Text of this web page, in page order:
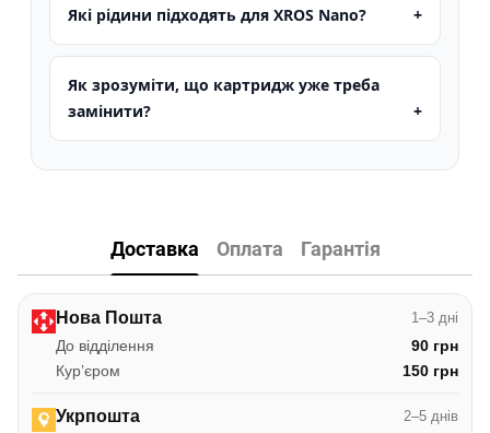
Які рідини підходять для XROS Nano?
Як зрозуміти, що картридж уже треба
замінити?
Доставка Оплата Гарантія
Нова Пошта 1–3 дні
До відділення
90 грн
Курʼєром
150 грн
Укрпошта 2–5 днів